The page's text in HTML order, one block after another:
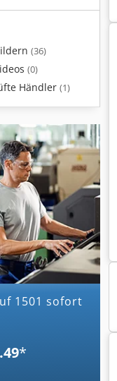
(36)
(0)
Händler (1)
*
Amazone Ke 303